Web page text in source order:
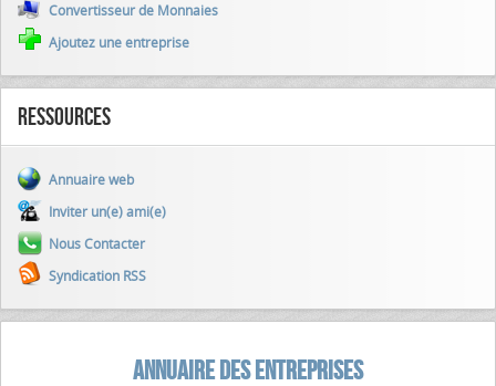
Convertisseur de Monnaies
Ajoutez une entreprise
Ressources
Annuaire web
Inviter un(e) ami(e)
Nous Contacter
Syndication RSS
ANNUAIRE DES ENTREPRISES